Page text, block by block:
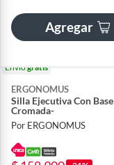
Agregar
Envíogratis
ERGONOMUS
Silla Ejecutiva Con Base
Cromada-
Por ERGONOMUS